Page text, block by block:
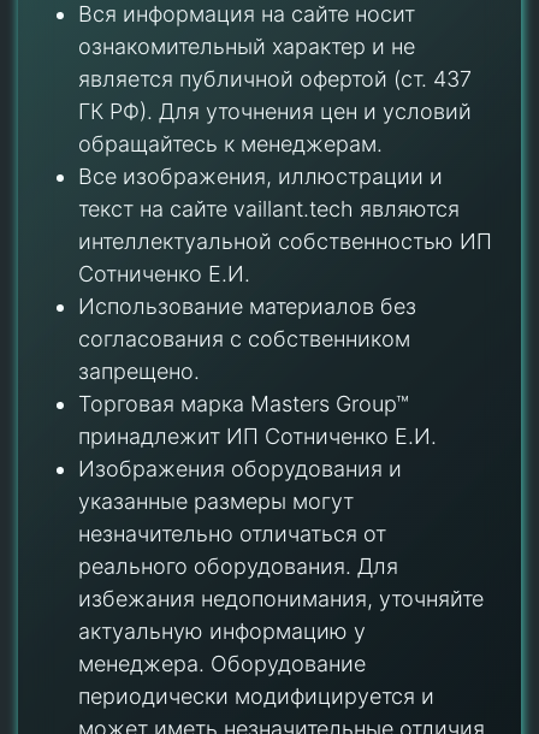
Вся информация на сайте носит
ознакомительный характер и не
является публичной офертой (ст. 437
ГК РФ). Для уточнения цен и условий
обращайтесь к менеджерам.
Все изображения, иллюстрации и
текст на сайте vaillant.tech являются
интеллектуальной собственностью ИП
Сотниченко Е.И.
Использование материалов без
согласования с собственником
запрещено.
Торговая марка Masters Group™
принадлежит ИП Сотниченко Е.И.
Изображения оборудования и
указанные размеры могут
незначительно отличаться от
реального оборудования. Для
избежания недопонимания, уточняйте
актуальную информацию у
менеджера. Оборудование
периодически модифицируется и